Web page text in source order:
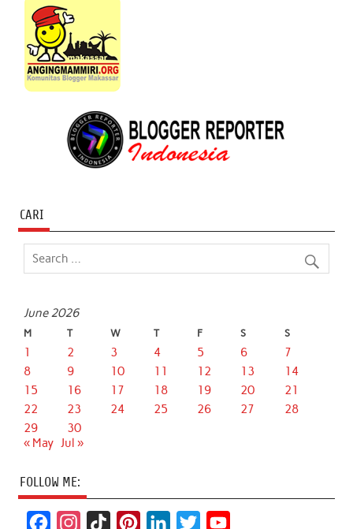
CARI
June 2026
M T W T F S S
1 2 3 4 5 6
7
8
9 10 11 12 13
14
15
16 17 18 19 20
21
22
23 24 25 26 27
28
29
30
« May Jul »
FOLLOW ME: